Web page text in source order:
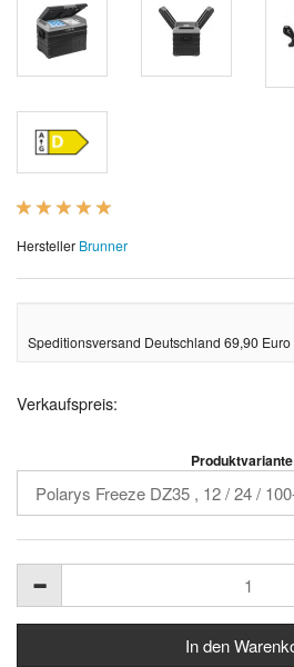
Hersteller Brunner
Speditionsversand Deutschland 69,90 Euro
Verkaufspreis:
Produktvariante